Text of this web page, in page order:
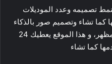
تصميمه وعدد الموديلات
كما تشاء وتصميم صور بالذكاء
الاصطناعي عالية الجودة وجيده المظهر، و هذا الموقع يعطيك 24
كما تشاء